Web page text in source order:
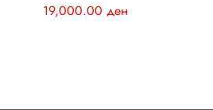
19,000.00 ден